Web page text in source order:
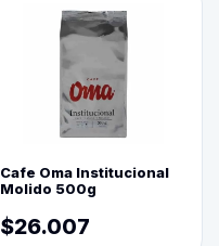
Cafe Oma Institucional
Molido 500g
$26.007